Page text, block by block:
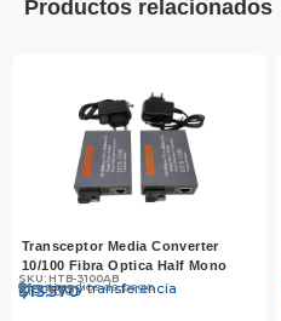
Productos relacionados
Transceptor Media Converter
10/100 Fibra Optica Half Mono
SKU: HTB-3100AB
$13.570
Efectivo y transferencia
$13.990
Otros medios de pago